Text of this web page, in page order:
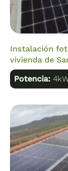
Instalación
vivienda de
Potencia: